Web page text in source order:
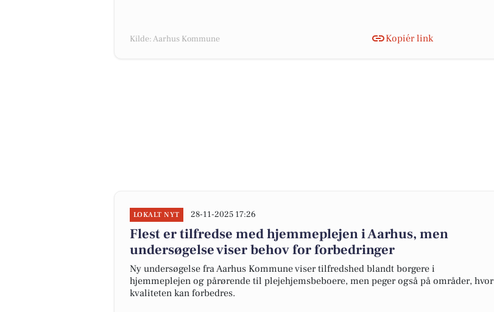
Kilde: Aarhus Kommune Kopiér link
LOKALT NYT 28-11-2025 17:26
Flest er tilfredse med hjemmeplejen i Aarhus, men
undersøgelse viser behov for forbedringer
Ny undersøgelse fra Aarhus Kommune viser tilfredshed blandt borgere i
hjemmeplejen og pårørende til plejehjemsbeboere, men peger også på områder, hvor
kvaliteten kan forbedres.